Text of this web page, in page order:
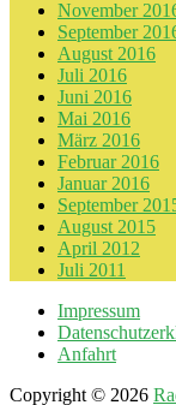
November
September
August 2016
Juli 2016
Juni 2016
Mai 2016
März 2016
Februar 2016
Januar 2016
September
August 2015
April 2012
Juli 2011
Impressum
Anfahrt
Copyright © 2026